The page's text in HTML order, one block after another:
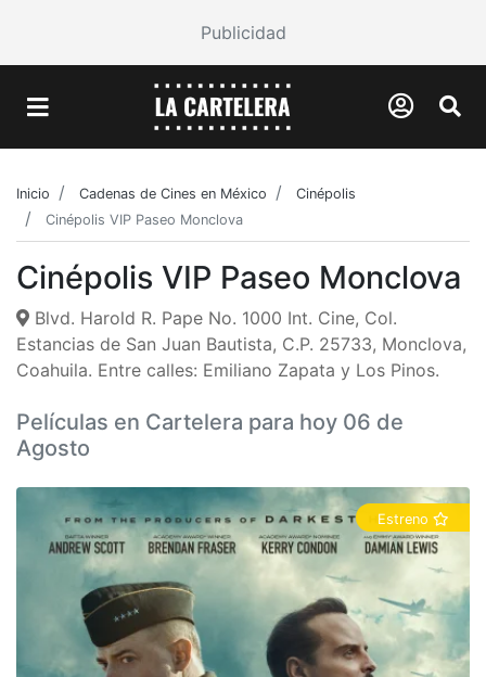
Publicidad
Inicio Cadenas de Cines en México
Cinépolis
Cinépolis VIP Paseo Monclova
Cinépolis VIP Paseo Monclova
Blvd. Harold R. Pape No. 1000 Int. Cine, Col.
Estancias de San Juan Bautista, C.P. 25733, Monclova,
Coahuila. Entre calles: Emiliano Zapata y Los Pinos.
Películas en Cartelera para hoy 06 de
Agosto
Estreno